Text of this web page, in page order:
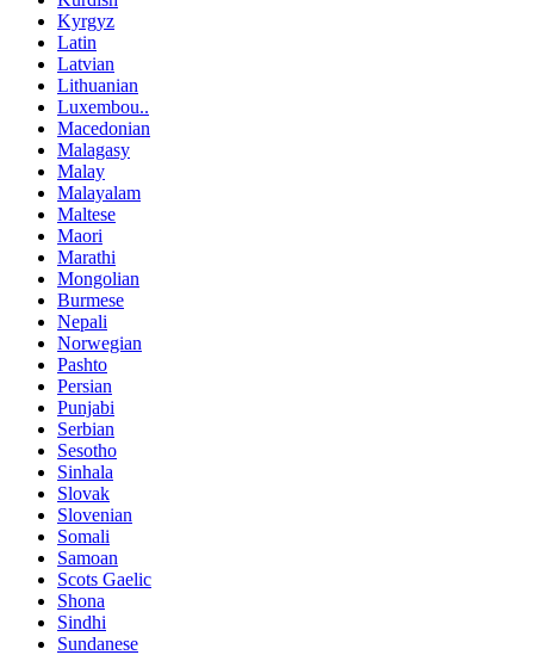
Kyrgyz
Latin
Latvian
Lithuanian
Luxembou..
Macedonian
Malagasy
Malay
Malayalam
Maltese
Maori
Marathi
Mongolian
Burmese
Nepali
Norwegian
Pashto
Persian
Punjabi
Serbian
Sesotho
Sinhala
Slovak
Slovenian
Somali
Samoan
Scots Gaelic
Shona
Sindhi
Sundanese